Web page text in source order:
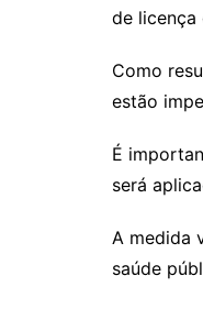
de licença
Como
estão
É
será
A medida
saúde